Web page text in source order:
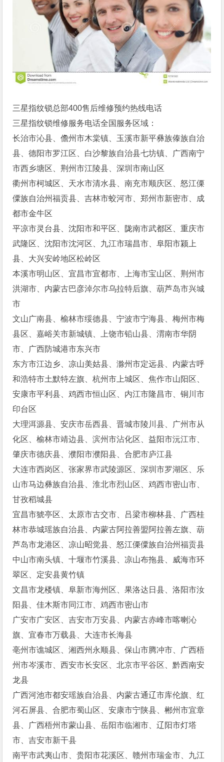
三星指纹锁总部400售后维修预约热线电话
三星指纹锁维修服务电话全国服务区域：
长治市沁县、儋州市木棠镇、玉溪市新平彝族傣族自治
县、德阳市罗江区、白沙黎族自治县七坊镇、广西南宁
市西乡塘区、荆州市江陵县、深圳市南山区
衢州市柯城区、天水市清水县、南充市顺庆区、怒江傈
僳族自治州福贡县、吉林市蛟河市、郑州市新密市、成
都市金牛区
平凉市灵台县、沈阳市和平区、陇南市武都区、重庆市
武隆区、沈阳市沈河区、九江市瑞昌市、阜阳市颍上
县、大兴安岭地区松岭区
本溪市明山区、宜昌市宜都市、上海市宝山区、荆州市
洪湖市、内蒙古巴彦淖尔市乌拉特后旗、葫芦岛市兴城
市
文山广南县、榆林市绥德县、宁波市宁海县、梅州市梅
县区、嘉峪关市新城镇、上饶市铅山县、渭南市华阴
市、广西防城港市东兴市
东方市江边乡、凉山美姑县、滁州市定远县、内蒙古呼
和浩特市土默特左旗、杭州市上城区、焦作市山阳区、
安康市平利县、鸡西市恒山区、内江市隆昌市、铜川市
印台区
大理洱源县、安庆市岳西县、晋城市陵川县、广州市从
化区、榆林市靖边县、滨州市沾化区、益阳市沅江市、
肇庆市德庆县、濮阳市濮阳县、合肥市庐江县
大连市西岗区、张家界市武陵源区、深圳市罗湖区、乐
山市马边彝族自治县、淮北市烈山区、鸡西市密山市、
甘孜稻城县
宜昌市猇亭区、太原市古交市、吕梁市柳林县、广西桂
林市恭城瑶族自治县、内蒙古阿拉善盟阿拉善左旗、葫
芦岛市龙港区、凉山昭觉县、怒江傈僳族自治州福贡县
中山市南头镇、十堰市竹溪县、凉山布拖县、威海市环
翠区、定安县黄竹镇
文昌市龙楼镇、阜新市海州区、果洛达日县、洛阳市汝
阳县、佳木斯市同江市、鸡西市密山市
广安市广安区、吉安市万安县、内蒙古赤峰市喀喇沁
旗、宜春市万载县、大连市长海县
亳州市谯城区、湘西州永顺县、保山市腾冲市、广西梧
州市岑溪市、西安市长安区、北京市平谷区、黔西南安
龙县
广西河池市都安瑶族自治县、内蒙古通辽市库伦旗、红
河石屏县、合肥市蜀山区、安康市宁陕县、郴州市宜章
县、广西梧州市蒙山县、岳阳市临湘市、辽阳市灯塔
市、吉安市新干县
南平市武夷山市、贵阳市花溪区、赣州市瑞金市、九江